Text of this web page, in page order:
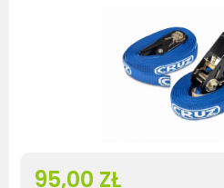
95,00 ZŁ